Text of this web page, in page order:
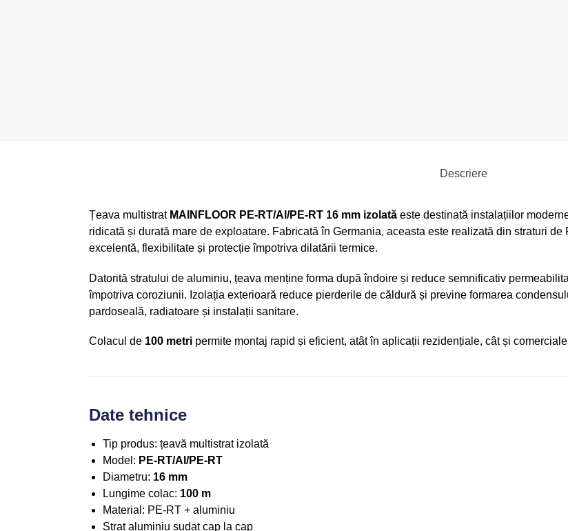
Descriere
Țeava multistrat MAINFLOOR PE-RT/Al/PE-RT 16 mm izolatăeste destinată instalațiilor
ridicată și durată mare de exploatare. Fabricată în Germania, aceasta este realizată din straturi
excelentă, flexibilitate și protecție împotriva dilatării termice.
Datorită stratului de aluminiu, țeava menține forma după îndoire și reduce semnificativ
împotriva coroziunii. Izolația exterioară reduce pierderile de căldură și previne formarea
pardoseală, radiatoare și instalații sanitare.
Colacul de 100 metripermite montaj rapid și eficient, atât în aplicații rezidențiale, cât și
Date tehnice
Tip produs: țeavă multistrat izolată
Model: PE-RT/Al/PE-RT
Diametru: 16 mm
Lungime colac: 100 m
Material: PE-RT + aluminiu
Strat aluminiu sudat cap la cap